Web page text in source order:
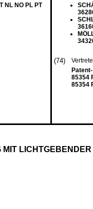
NL NO PL PT
(74)
85354
85354